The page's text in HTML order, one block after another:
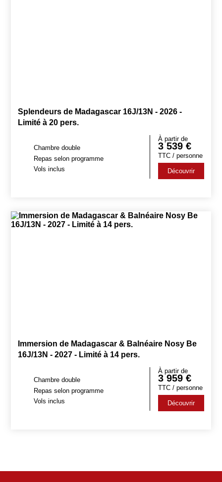
Splendeurs de Madagascar 16J/13N - 2026 -
Limité à 20 pers.
Chambre double
Repas selon programme
Vols inclus
À partir de
3 539 €
TTC / personne
Découvrir
Immersion de Madagascar & Balnéaire Nosy Be
16J/13N - 2027 - Limité à 14 pers.
Chambre double
Repas selon programme
Vols inclus
À partir de
3 959 €
TTC / personne
Découvrir